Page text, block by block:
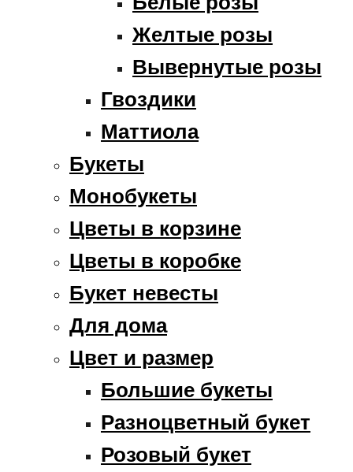
Желтые розы
Вывернутые розы
Гвоздики
Маттиола
Букеты
Монобукеты
Цветы в корзине
Цветы в коробке
Букет невесты
Для дома
Цвет и размер
Большие букеты
Разноцветный букет
Розовый букет